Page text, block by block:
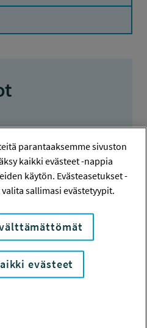
ry
Oy
parantaaksemme sivuston
kaikki evästeet -nappia
käytön. Evästeasetukset -
sallimasi evästetyypit.
evästeet